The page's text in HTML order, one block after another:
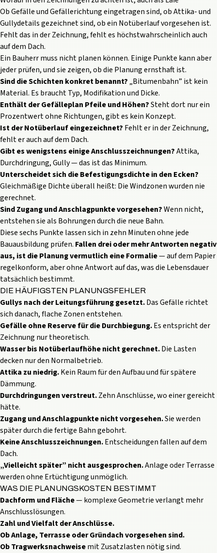
Ob Gefälle und Gefällerichtung eingetragen sind, ob Attika- und
Gullydetails gezeichnet sind, ob ein Notüberlauf vorgesehen ist.
Fehlt das in der Zeichnung, fehlt es höchstwahrscheinlich auch
auf dem Dach.
Ein Bauherr muss nicht planen können. Einige Punkte kann aber
jeder prüfen, und sie zeigen, ob die Planung ernsthaft ist.
Sind die Schichten konkret benannt? „Bitumenbahn” ist kein
Material. Es braucht Typ, Modifikation und Dicke.
Enthält der Gefälleplan Pfeile und Höhen?Steht dort nur ein
Prozentwert ohne Richtungen, gibt es kein Konzept.
Ist der Notüberlauf eingezeichnet? Fehlt er in der Zeichnung,
fehlt er auch auf dem Dach.
Gibt es wenigstens einige Anschlusszeichnungen?Attika,
Durchdringung, Gully — das ist das Minimum.
Unterscheidet sich die Befestigungsdichte in den Ecken?
Gleichmäßige Dichte überall heißt: Die Windzonen wurden nie
gerechnet.
Sind Zugang und Anschlagpunkte vorgesehen?Wenn nicht,
entstehen sie als Bohrungen durch die neue Bahn.
Diese sechs Punkte lassen sich in zehn Minuten ohne jede
Bauausbildung prüfen. Fallen drei oder mehr Antworten negativ
aus, ist die Planung vermutlich eine Formalie— auf dem Papier
regelkonform, aber ohne Antwort auf das, was die Lebensdauer
tatsächlich bestimmt.
DIE HÄUFIGSTEN PLANUNGSFEHLER
Gullys nach der Leitungsführung gesetzt.Das Gefälle richtet
sich danach, flache Zonen entstehen.
Gefälle ohne Reserve für die Durchbiegung.Es entspricht der
Zeichnung nur theoretisch.
Wasser bis Notüberlaufhöhe nicht gerechnet.Die Lasten
decken nur den Normalbetrieb.
Attika zu niedrig.Kein Raum für den Aufbau und für spätere
Dämmung.
Durchdringungen verstreut.Zehn Anschlüsse, wo einer gereicht
hätte.
Zugang und Anschlagpunkte nicht vorgesehen.Sie werden
später durch die fertige Bahn gebohrt.
Keine Anschlusszeichnungen.Entscheidungen fallen auf dem
Dach.
„Vielleicht später” nicht ausgesprochen.Anlage oder Terrasse
werden ohne Ertüchtigung unmöglich.
WAS DIE PLANUNGSKOSTEN BESTIMMT
Dachform und Fläche— komplexe Geometrie verlangt mehr
Anschlusslösungen.
Zahl und Vielfalt der Anschlüsse.
Ob Anlage, Terrasse oder Gründach vorgesehen sind.
Ob Tragwerksnachweisemit Zusatzlasten nötig sind.